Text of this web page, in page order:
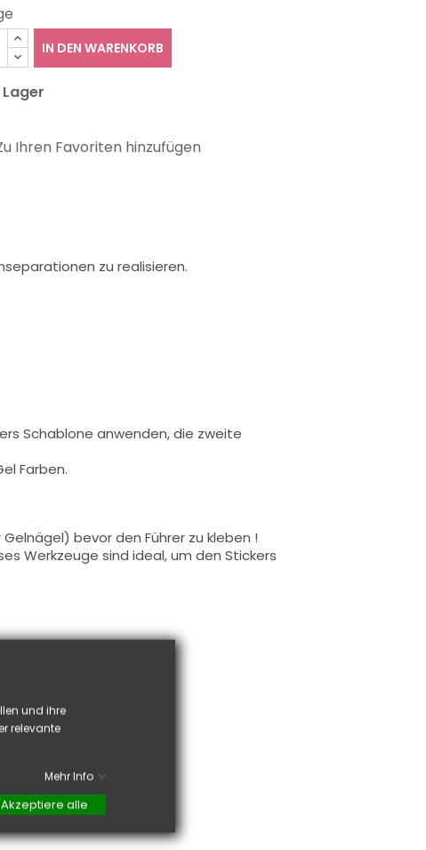
IN DEN WARENKORB
Lager
Ihren Favoriten hinzufügen
zu realisieren.
Schablone anwenden, die zweite
Farben.
bevor den Führer zu kleben !
Werkzeuge sind ideal, um den Stickers
und ihre
relevante
Mehr Info
Akzeptiere alle